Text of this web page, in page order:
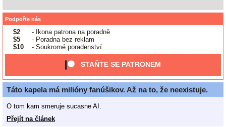
Podpořte nás
$2
- Ikona patrona na poradně
$5
- Poradna bez reklam
$10
- Soukromé poradenství
STAŇTE SE PATRONEM
Táto kapela má milióny fanúšikov. Až na to, že neexistuje.
O tom kam smeruje sucasne AI.
Přejít na článek